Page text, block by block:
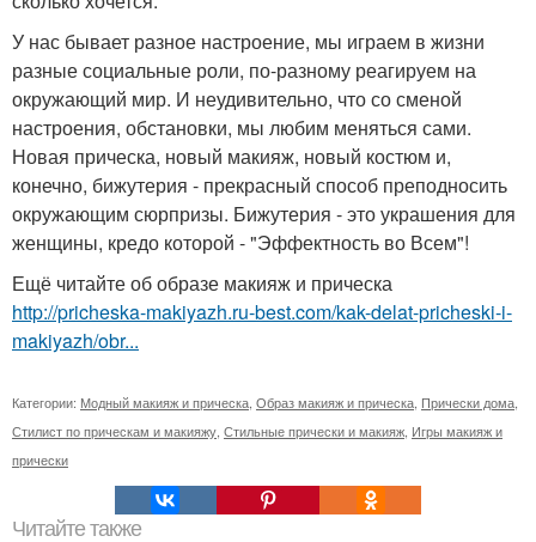
У нас бывает разное настроение, мы играем в жизни
разные социальные роли, по-разному реагируем на
окружающий мир. И неудивительно, что со сменой
настроения, обстановки, мы любим меняться сами.
Новая прическа, новый макияж, новый костюм и,
конечно, бижутерия - прекрасный способ преподносить
окружающим сюрпризы. Бижутерия - это украшения для
женщины, кредо которой - "Эффектность во Всем"!
Ещё читайте об образе макияж и прическа
http://pricheska-makiyazh.ru-best.com/kak-delat-pricheski-i-
makiyazh/obr...
Категории: Модный макияж и прическа Образ макияж и прическа Прически дома
Стилист по прическам и макияжу Стильные прически и макияж Игры макияж и
прически
Читайте также